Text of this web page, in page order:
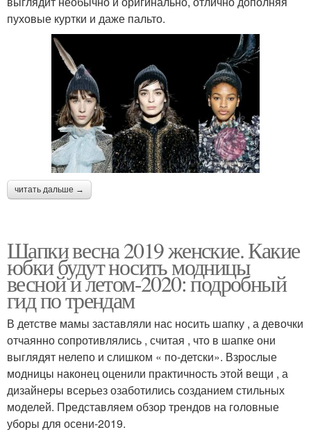
пуховые куртки и даже пальто.
читать дальше →
Шапки весна 2019 женские. Какие
юбки будут носить модницы
весной и летом-2020: подробный
гид по трендам
В детстве мамы заставляли нас носить шапку , а девочки
отчаянно сопротивлялись , считая , что в шапке они
выглядят нелепо и слишком « по-детски». Взрослые
модницы наконец оценили практичность этой вещи , а
дизайнеры всерьез озаботились созданием стильных
моделей. Представляем обзор трендов на головные
уборы для осени-2019.